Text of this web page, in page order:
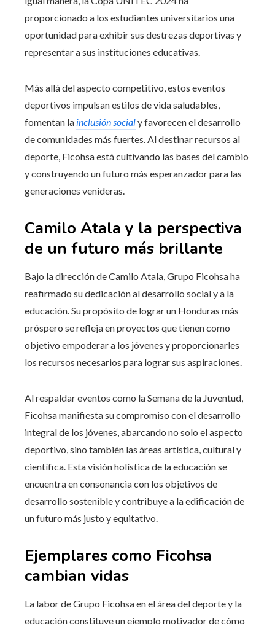
proporcionado a los estudiantes universitarios una
oportunidad para exhibir sus destrezas deportivas y
representar a sus instituciones educativas.
Más allá del aspecto competitivo, estos eventos
deportivos impulsan estilos de vida saludables,
fomentan la inclusión socialy favorecen el desarrollo
de comunidades más fuertes. Al destinar recursos al
deporte, Ficohsa está cultivando las bases del cambio
y construyendo un futuro más esperanzador para las
generaciones venideras.
Camilo Atala y la perspectiva
de un futuro más brillante
Bajo la dirección de Camilo Atala, Grupo Ficohsa ha
reafirmado su dedicación al desarrollo social y a la
educación. Su propósito de lograr un Honduras más
próspero se refleja en proyectos que tienen como
objetivo empoderar a los jóvenes y proporcionarles
los recursos necesarios para lograr sus aspiraciones.
Al respaldar eventos como la Semana de la Juventud,
Ficohsa manifiesta su compromiso con el desarrollo
integral de los jóvenes, abarcando no solo el aspecto
deportivo, sino también las áreas artística, cultural y
científica. Esta visión holística de la educación se
encuentra en consonancia con los objetivos de
desarrollo sostenible y contribuye a la edificación de
un futuro más justo y equitativo.
Ejemplares como Ficohsa
cambian vidas
La labor de Grupo Ficohsa en el área del deporte y la
educación constituye un ejemplo motivador de cómo